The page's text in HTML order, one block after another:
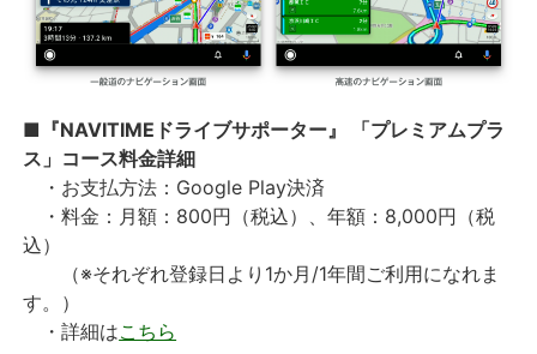
■『NAVITIMEドライブサポーター』 「プレミアムプラ
ス」コース料金詳細
・お支払方法：Google Play決済
・料金：月額：800円（税込）、年額：8,000円（税
込）
（※それぞれ登録日より1か月/1年間ご利用になれま
す。）
・詳細はこちら